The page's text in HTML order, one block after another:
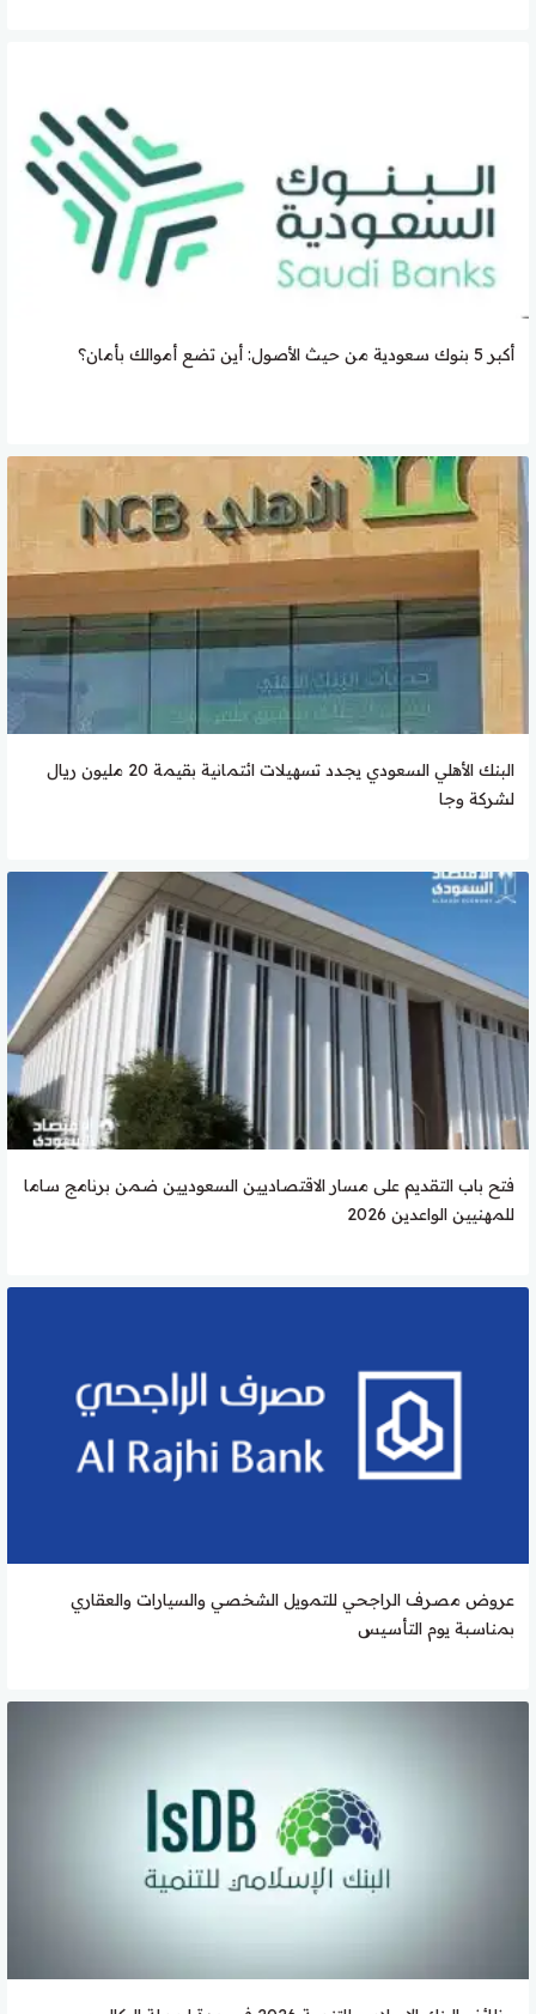
أكبر 5 بنوك سعودية من حيث الأصول: أين تضع أموالك بأمان؟
البنك الأهلي السعودي يجدد تسهيلات ائتمانية بقيمة 20 مليون ريال
لشركة وجا
فتح باب التقديم على مسار الاقتصاديين السعوديين ضمن برنامج ساما
للمهنيين الواعدين 2026
عروض مصرف الراجحي للتمويل الشخصي والسيارات والعقاري
بمناسبة يوم التأسيس